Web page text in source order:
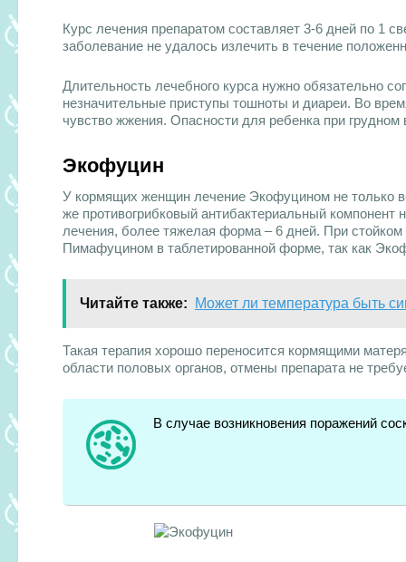
Курс лечения препаратом составляет 3-6 дней по 1
заболевание не удалось излечить в течение
Длительность лечебного курса нужно обязательно
незначительные приступы тошноты и диареи. Во
чувство жжения. Опасности для ребенка при
Экофуцин
У кормящих женщин лечение Экофуцином не только
же противогрибковый антибактериальный
лечения, более тяжелая форма – 6 дней. При
Пимафуцином в таблетированной форме, так как
Читайте также: Может ли температура быть
Такая терапия хорошо переносится кормящими
области половых органов, отмены препарата не
В случае возникновения поражений